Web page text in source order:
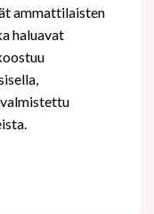
ammattilaisten
haluavat